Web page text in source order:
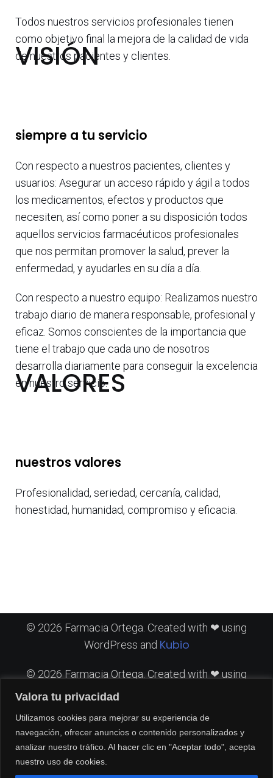
Valora tu privacidad
Utilizamos cookies para mejorar su experiencia de
navegación, ofrecer anuncios o contenido personalizados y
analizar nuestro tráfico. Al hacer clic en "Aceptar todo", acepta
nuestro uso de cookies.
Todos nuestros servicios profesionales tienen
como objetivo final la mejora de la calidad de vida
de nuestros pacientes y clientes.
VISIÓN
siempre a tu servicio
Con respecto a nuestros pacientes, clientes y
usuarios: Asegurar un acceso rápido y ágil a todos
los medicamentos, efectos y productos que
necesiten, así como poner a su disposición todos
aquellos servicios farmacéuticos profesionales
que nos permitan promover la salud, prever la
enfermedad, y ayudarles en su día a día.
Con respecto a nuestro equipo: Realizamos nuestro
trabajo diario de manera responsable, profesional y
eficaz. Somos conscientes de la importancia que
tiene el trabajo que cada uno de nosotros
desarrolla diariamente para conseguir la excelencia
en nuestro servicio.
VALORES
nuestros valores
Profesionalidad, seriedad, cercanía, calidad,
honestidad, humanidad, compromiso y eficacia.
© 2026 Farmacia Ortega. Created with ❤ using
WordPress and Kubio
© 2026 Farmacia Ortega. Created with ❤ using
WordPress and
© 2026 Farmacia Ortega. Created with ❤ using
WordPress andKubio
© 2026 Farmacia Ortega. Created with ❤ using